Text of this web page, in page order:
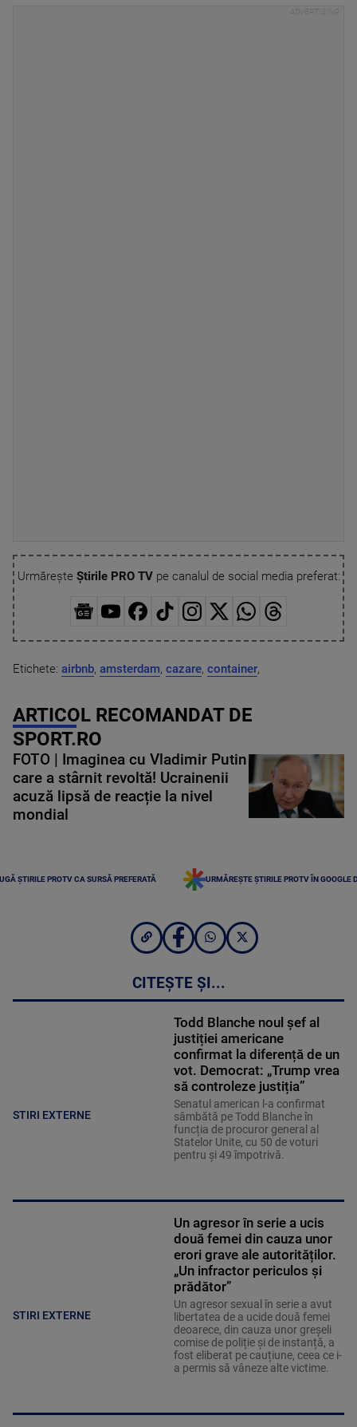
Urmărește Știrile PRO TVpe canalul de social media preferat:
Etichete: airbnb, amsterdam, cazare, container,
ARTICOL RECOMANDAT DE
SPORT.RO
FOTO | Imaginea cu Vladimir Putin
care a stârnit revoltă! Ucrainenii
acuză lipsă de reacție la nivel
mondial
ȘTIRILE PROTV CA SURSĂ PREFERATĂ URMĂREȘTE ȘTIRILE PROTV ÎN GOOGLE
CITEȘTE ȘI...
STIRI EXTERNE
Todd Blanche noul șef al
justiției americane
confirmat la diferență de un
vot. Democrat: „Trump vrea
să controleze justiția”
Senatul american l-a confirmat
sâmbătă pe Todd Blanche în
funcția de procuror general al
Statelor Unite, cu 50 de voturi
pentru și 49 împotrivă.
STIRI EXTERNE
Un agresor în serie a ucis
două femei din cauza unor
erori grave ale autorităților.
„Un infractor periculos și
prădător”
Un agresor sexual în serie a avut
libertatea de a ucide două femei
deoarece, din cauza unor greșeli
comise de poliție și de instanță, a
fost eliberat pe cauțiune, ceea ce i-
a permis să vâneze alte victime.